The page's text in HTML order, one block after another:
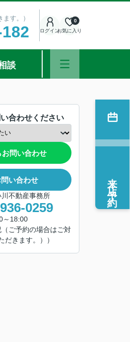
す。）
ログインお気に入り
0
談
合わせください
お問い合わせ
い合わせ
不動産事務所
0259
～18:00
（ご予約の場合はご対
だきます。））
来店予約